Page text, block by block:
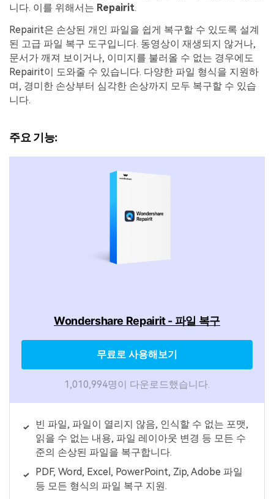
니다. 이를 위해서는 Repairit.
Repairit은 손상된 개인 파일을 쉽게 복구할 수 있도록 설계
된 고급 파일 복구 도구입니다. 동영상이 재생되지 않거나,
문서가 깨져 보이거나, 이미지를 불러올 수 없는 경우에도
Repairit이 도와줄 수 있습니다. 다양한 파일 형식을 지원하
며, 경미한 손상부터 심각한 손상까지 모두 복구할 수 있습
니다.
주요 기능:
Wondershare Repairit - 파일 복구
무료로 사용해보기
1,010,994명이 다운로드했습니다.
빈 파일, 파일이 열리지 않음, 인식할 수 없는 포맷,
읽을 수 없는 내용, 파일 레이아웃 변경 등 모든 수
준의 손상된 파일을 복구합니다.
PDF, Word, Excel, PowerPoint, Zip, Adobe 파일
등 모든 형식의 파일 복구 지원.